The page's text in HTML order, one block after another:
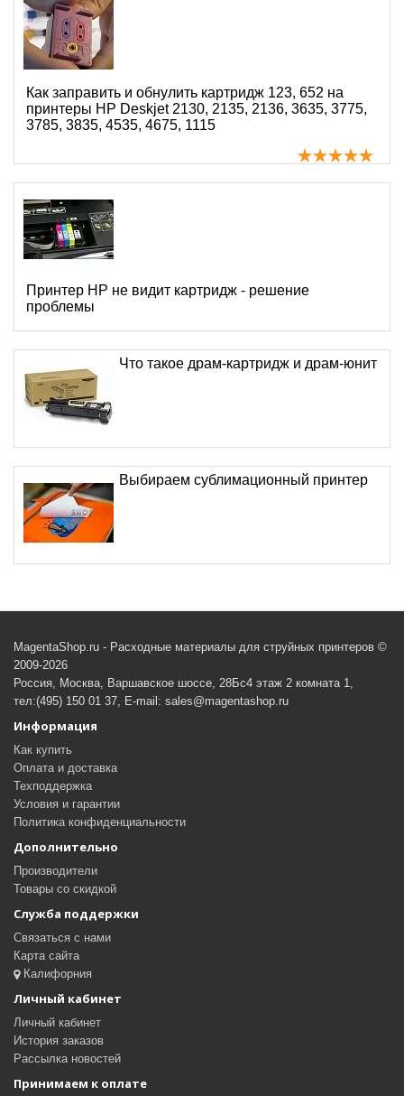
Как заправить и обнулить картридж 123, 652 на
принтеры HP Deskjet 2130, 2135, 2136, 3635, 3775,
3785, 3835, 4535, 4675, 1115
Принтер HP не видит картридж - решение
проблемы
Что такое драм-картридж и драм-юнит
Выбираем сублимационный принтер
MagentaShop.ru - Расходные материалы для струйных принтеров ©
2009-2026
Россия, Москва, Варшавское шоссе, 28Бс4 этаж 2 комната 1,
тел:(495) 150 01 37, E-mail: sales@magentashop.ru
Информация
Как купить
Оплата и доставка
Техподдержка
Условия и гарантии
Политика конфиденциальности
Дополнительно
Производители
Товары со скидкой
Служба поддержки
Связаться с нами
Карта сайта
Калифорния
Личный кабинет
Личный кабинет
История заказов
Рассылка новостей
Принимаем к оплате